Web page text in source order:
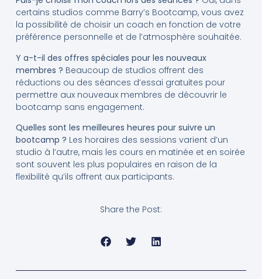
certains studios comme Barry’s Bootcamp, vous avez
la possibilité de choisir un coach en fonction de votre
préférence personnelle et de l’atmosphère souhaitée.
Y a-t-il des offres spéciales pour les nouveaux
membres ? Beaucoup de studios offrent des
réductions ou des séances d’essai gratuites pour
permettre aux nouveaux membres de découvrir le
bootcamp sans engagement.
Quelles sont les meilleures heures pour suivre un
bootcamp ? Les horaires des sessions varient d’un
studio à l’autre, mais les cours en matinée et en soirée
sont souvent les plus populaires en raison de la
flexibilité qu’ils offrent aux participants.
Share the Post: